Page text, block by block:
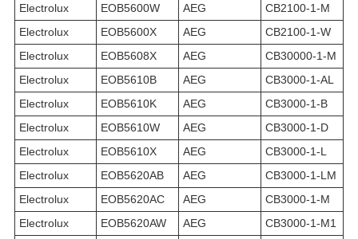
Electrolux
EOB5600W AEG
CB2100-1-M
Electrolux
EOB5600X AEG
CB2100-1-W
Electrolux
EOB5608X AEG
CB30000-1-M
Electrolux
EOB5610B AEG
CB3000-1-AL
Electrolux
EOB5610K AEG
CB3000-1-B
Electrolux
EOB5610W AEG
CB3000-1-D
Electrolux
EOB5610X AEG
CB3000-1-L
Electrolux
EOB5620AB AEG
CB3000-1-LM
Electrolux
EOB5620AC AEG
CB3000-1-M
Electrolux
EOB5620AW AEG
CB3000-1-M1